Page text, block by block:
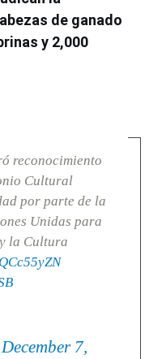
de ganado
y 2,000
reconocimiento
Cultural
por parte de la
Unidas para
la Cultura
December 7,